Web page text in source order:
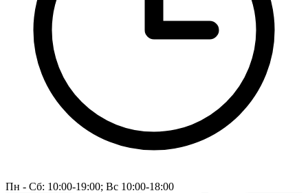
Пн - Сб: 10:00-19:00; Вс 10:00-18:00